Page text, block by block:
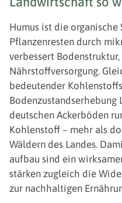
Humus ist die organische
Pflanzenresten durch
verbessert
Nährstoffversorgung.
bedeutender
deutschen Ackerböden
Kohlenstoff – mehr als
Wäldern des Landes.
aufbau sind ein
stärken zugleich die
zur nachhaltigen